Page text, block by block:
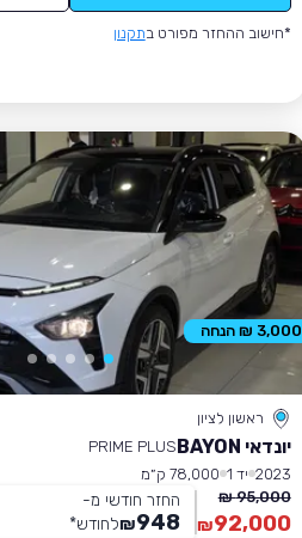
*חישוב ההחזר מפורט בתקנון
ראשון לציון
יונדאי BAYON
PRIME PLUS
2023 יד 1
78,000 ק״מ
95,000 ₪
92,000
₪
החזר חודשי מ-
948
₪לחודש*
3,000 ₪ הנחה